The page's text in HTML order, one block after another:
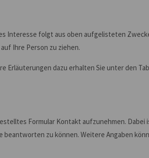
Interesse folgt aus oben aufgelisteten
Ihre Person zu ziehen.
Erläuterungen dazu erhalten Sie unter den
Formular Kontakt aufzunehmen. Dabei
beantworten zu können. Weitere Angaben